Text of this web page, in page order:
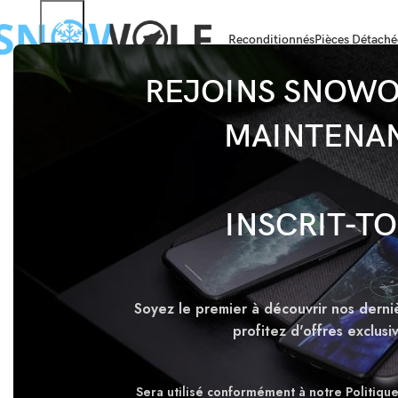
REJOINS
INSCRIT-
Soyez le premier à découvrir nos
profitez d'offres
Sera utilisé conformément à notre
ReconditionnésPièces
IPHONE